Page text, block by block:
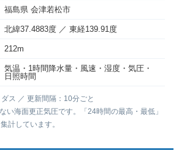
福島県 会津若松市
北緯37.4883度 ／ 東経139.91度
212m
気温・1時間降水量・風速・湿度・気圧・
日照時間
ス ／ 更新間隔：10分ごと
い海面更正気圧です。「24時間の最高・最低」
計しています。